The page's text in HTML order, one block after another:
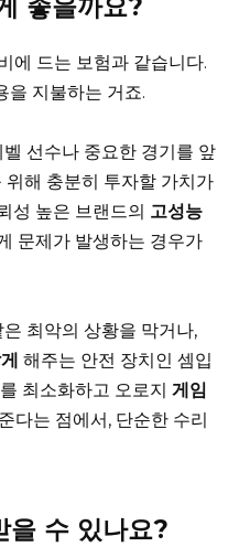
좋을까요?
에 드는 보험과 같습니다.
을 지불하는 거죠.
선수나 중요한 경기를 앞
위해 충분히 투자할 가치가
성 높은 브랜드의 고성능
문제가 발생하는 경우가
최악의 상황을 막거나,
해주는 안전 장치인 셈입
최소화하고 오로지 게임
다는 점에서, 단순한 수리
을 수 있나요?